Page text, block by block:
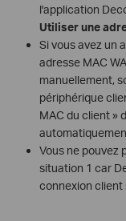
l'application
Utiliser une
Si vous avez un
adresse MAC
manuellement,
périphérique
MAC du client »
Vous ne pouvez
situation 1 car
connexion client